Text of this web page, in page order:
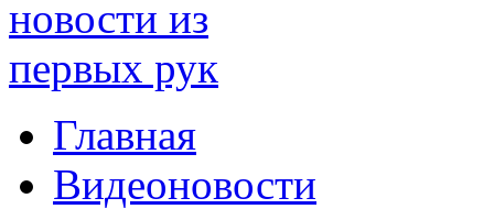
Главная
Видеоновости